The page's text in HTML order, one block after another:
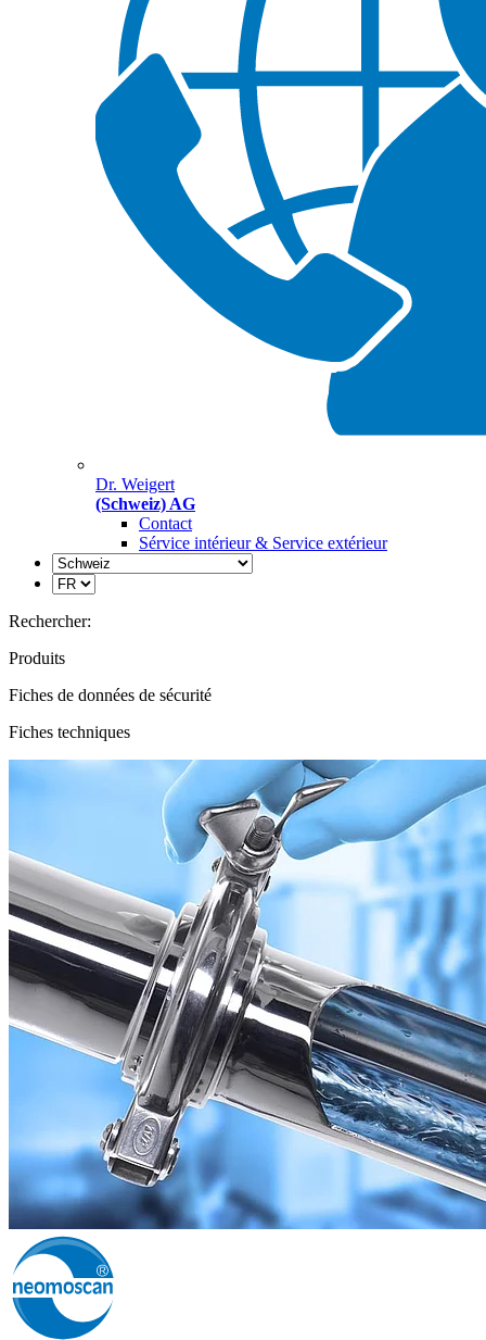
Dr. Weigert
(Schweiz) AG
Contact
Sérvice intérieur & Service extérieur
Rechercher:
Produits
Fiches de données de sécurité
Fiches techniques